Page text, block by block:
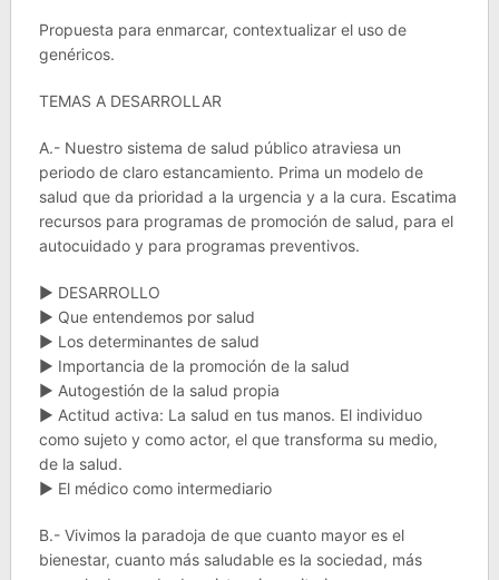
Propuesta para enmarcar, contextualizar el uso de
genéricos.
TEMAS A DESARROLLAR
A.- Nuestro sistema de salud público atraviesa un
periodo de claro estancamiento. Prima un modelo de
salud que da prioridad a la urgencia y a la cura. Escatima
recursos para programas de promoción de salud, para el
autocuidado y para programas preventivos.
► DESARROLLO
► Que entendemos por salud
► Los determinantes de salud
► Importancia de la promoción de la salud
► Autogestión de la salud propia
► Actitud activa: La salud en tus manos. El individuo
como sujeto y como actor, el que transforma su medio,
de la salud.
► El médico como intermediario
B.- Vivimos la paradoja de que cuanto mayor es el
bienestar, cuanto más saludable es la sociedad, más